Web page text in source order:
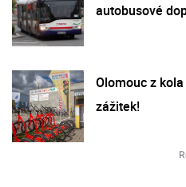
autobusové
Olomouc z
zážitek!